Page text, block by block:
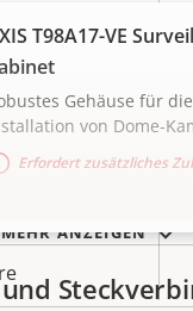
MEHR ANZEIGEN
T98A17-VE
Gehäuse für
von Dome-
Erfordert zusätzliches